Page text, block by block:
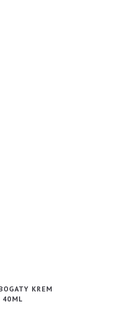
KREM
40ML